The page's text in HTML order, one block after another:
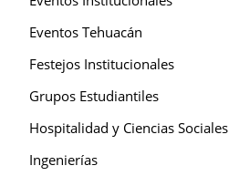
Eventos Tehuacán
Festejos Institucionales
Grupos Estudiantiles
Hospitalidad y Ciencias Sociales
Ingenierías